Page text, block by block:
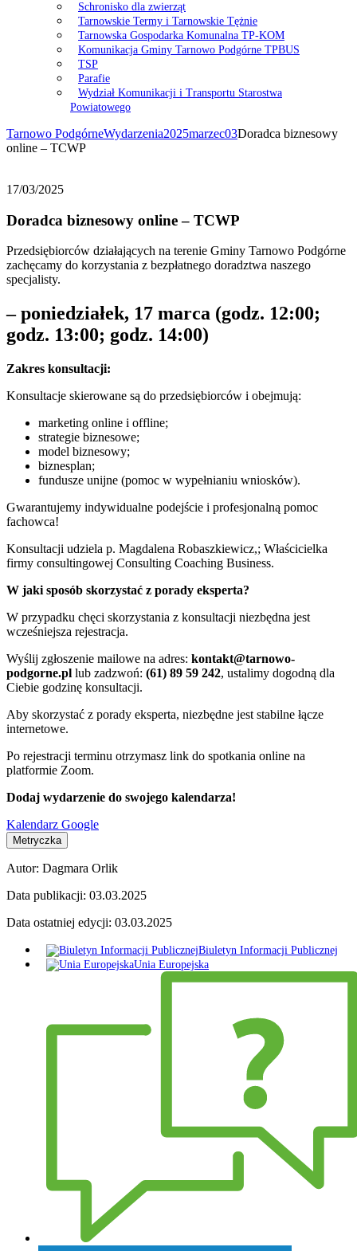
Schronisko dla zwierząt
Tarnowskie Termy i Tarnowskie Tężnie
Tarnowska Gospodarka Komunalna TP-KOM
Komunikacja Gminy Tarnowo Podgórne TPBUS
TSP
Parafie
Wydział Komunikacji i Transportu Starostwa
Powiatowego
Tarnowo PodgórneWydarzenia2025marzec03Doradca biznesowy
online – TCWP
17/03/2025
Doradca biznesowy online – TCWP
Przedsiębiorców działających na terenie Gminy Tarnowo Podgórne
zachęcamy do korzystania z bezpłatnego doradztwa naszego
specjalisty.
– poniedziałek, 17 marca (godz. 12:00;
godz. 13:00; godz. 14:00)
Zakres konsultacji:
Konsultacje skierowane są do przedsiębiorców i obejmują:
marketing online i offline;
strategie biznesowe;
model biznesowy;
biznesplan;
fundusze unijne (pomoc w wypełnianiu wniosków).
Gwarantujemy indywidualne podejście i profesjonalną pomoc
fachowca!
Konsultacji udziela p. Magdalena Robaszkiewicz,; Właścicielka
firmy consultingowej Consulting Coaching Business.
W jaki sposób skorzystać z porady eksperta?
W przypadku chęci skorzystania z konsultacji niezbędna jest
wcześniejsza rejestracja.
Wyślij zgłoszenie mailowe na adres: kontakt@tarnowo-
podgorne.pl lub zadzwoń: (61) 89 59 242, ustalimy dogodną dla
Ciebie godzinę konsultacji.
Aby skorzystać z porady eksperta, niezbędne jest stabilne łącze
internetowe.
Po rejestracji terminu otrzymasz link do spotkania online na
platformie Zoom.
Dodaj wydarzenie do swojego kalendarza!
Kalendarz Google
Metryczka
Autor: Dagmara Orlik
Data publikacji: 03.03.2025
Data ostatniej edycji: 03.03.2025
Biuletyn Informacji Publicznej
Unia Europejska